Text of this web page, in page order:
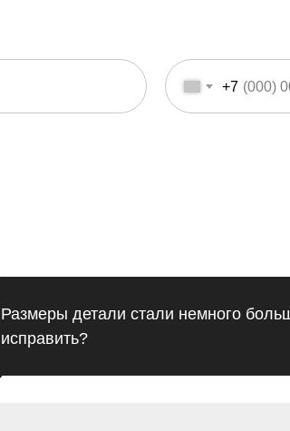
+7
Размеры детали стали немного
исправить?